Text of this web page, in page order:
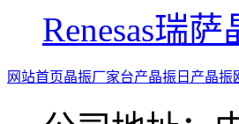
Renesas瑞萨
网站首页晶振厂家台产晶振 日产晶振